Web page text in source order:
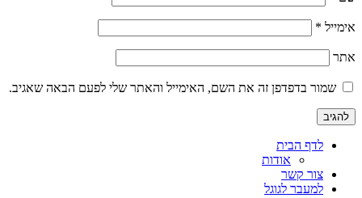
אימייל *
אתר
שמור בדפדפן זה את השם, האימייל והאתר שלי לפעם הבאה שאגיב.
לדף הבית
אודות
צור קשר
למעבר לגוגל